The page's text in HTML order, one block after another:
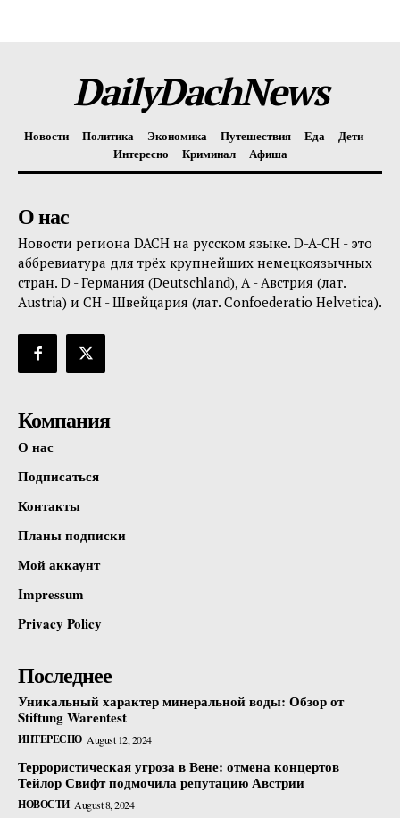
DailyDachNews
Новости Политика Экономика Путешествия Еда
Дети
Интересно
Криминал Афиша
О нас
Новости региона DACH на русском языке. D-A-CH - это
аббревиатура для трёх крупнейших немецкоязычных
стран. D - Германия (Deutschland), A - Австрия (лат.
Austria) и CH - Швейцария (лат. Confoederatio Helvetica).
Компания
О нас
Подписаться
Контакты
Планы подписки
Мой аккаунт
Impressum
Privacy Policy
Последнее
Уникальный характер минеральной воды: Обзор от
Stiftung Warentest
ИНТЕРЕСНО August 12, 2024
Террористическая угроза в Вене: отмена концертов
Тейлор Свифт подмочила репутацию Австрии
НОВОСТИ August 8, 2024